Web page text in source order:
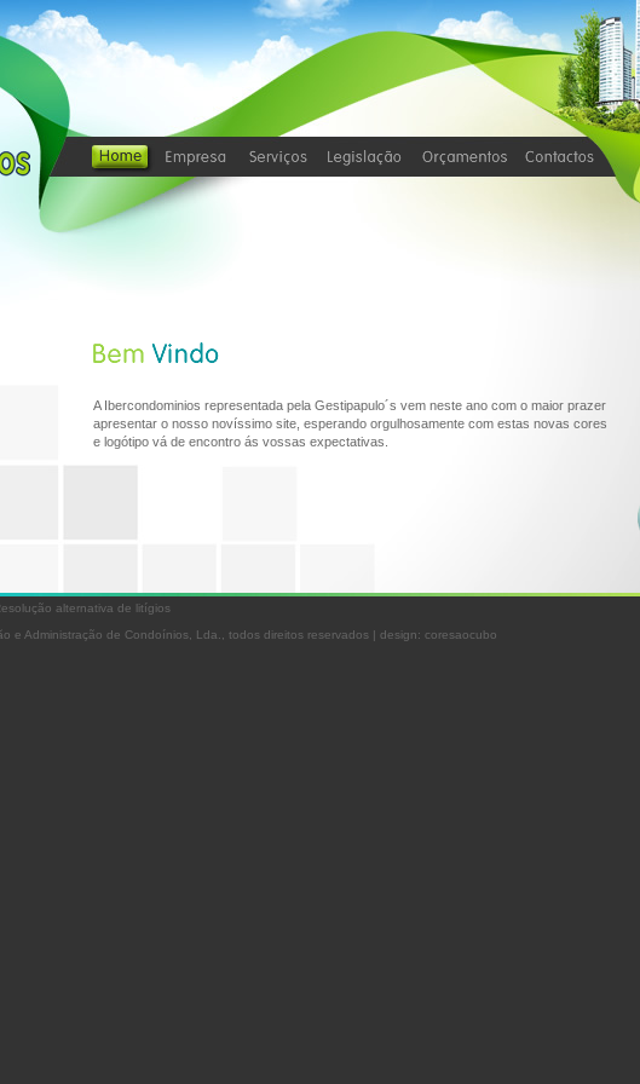
A Ibercondominios representada pela Gestipapulo´s vem neste ano com o maior prazer
apresentar o nosso novíssimo site, esperando orgulhosamente com estas novas cores
e logótipo vá de encontro ás vossas expectativas.
alternativa de litígios
e Administração de Condoínios, Lda., todos direitos reservados | design: coresaocubo